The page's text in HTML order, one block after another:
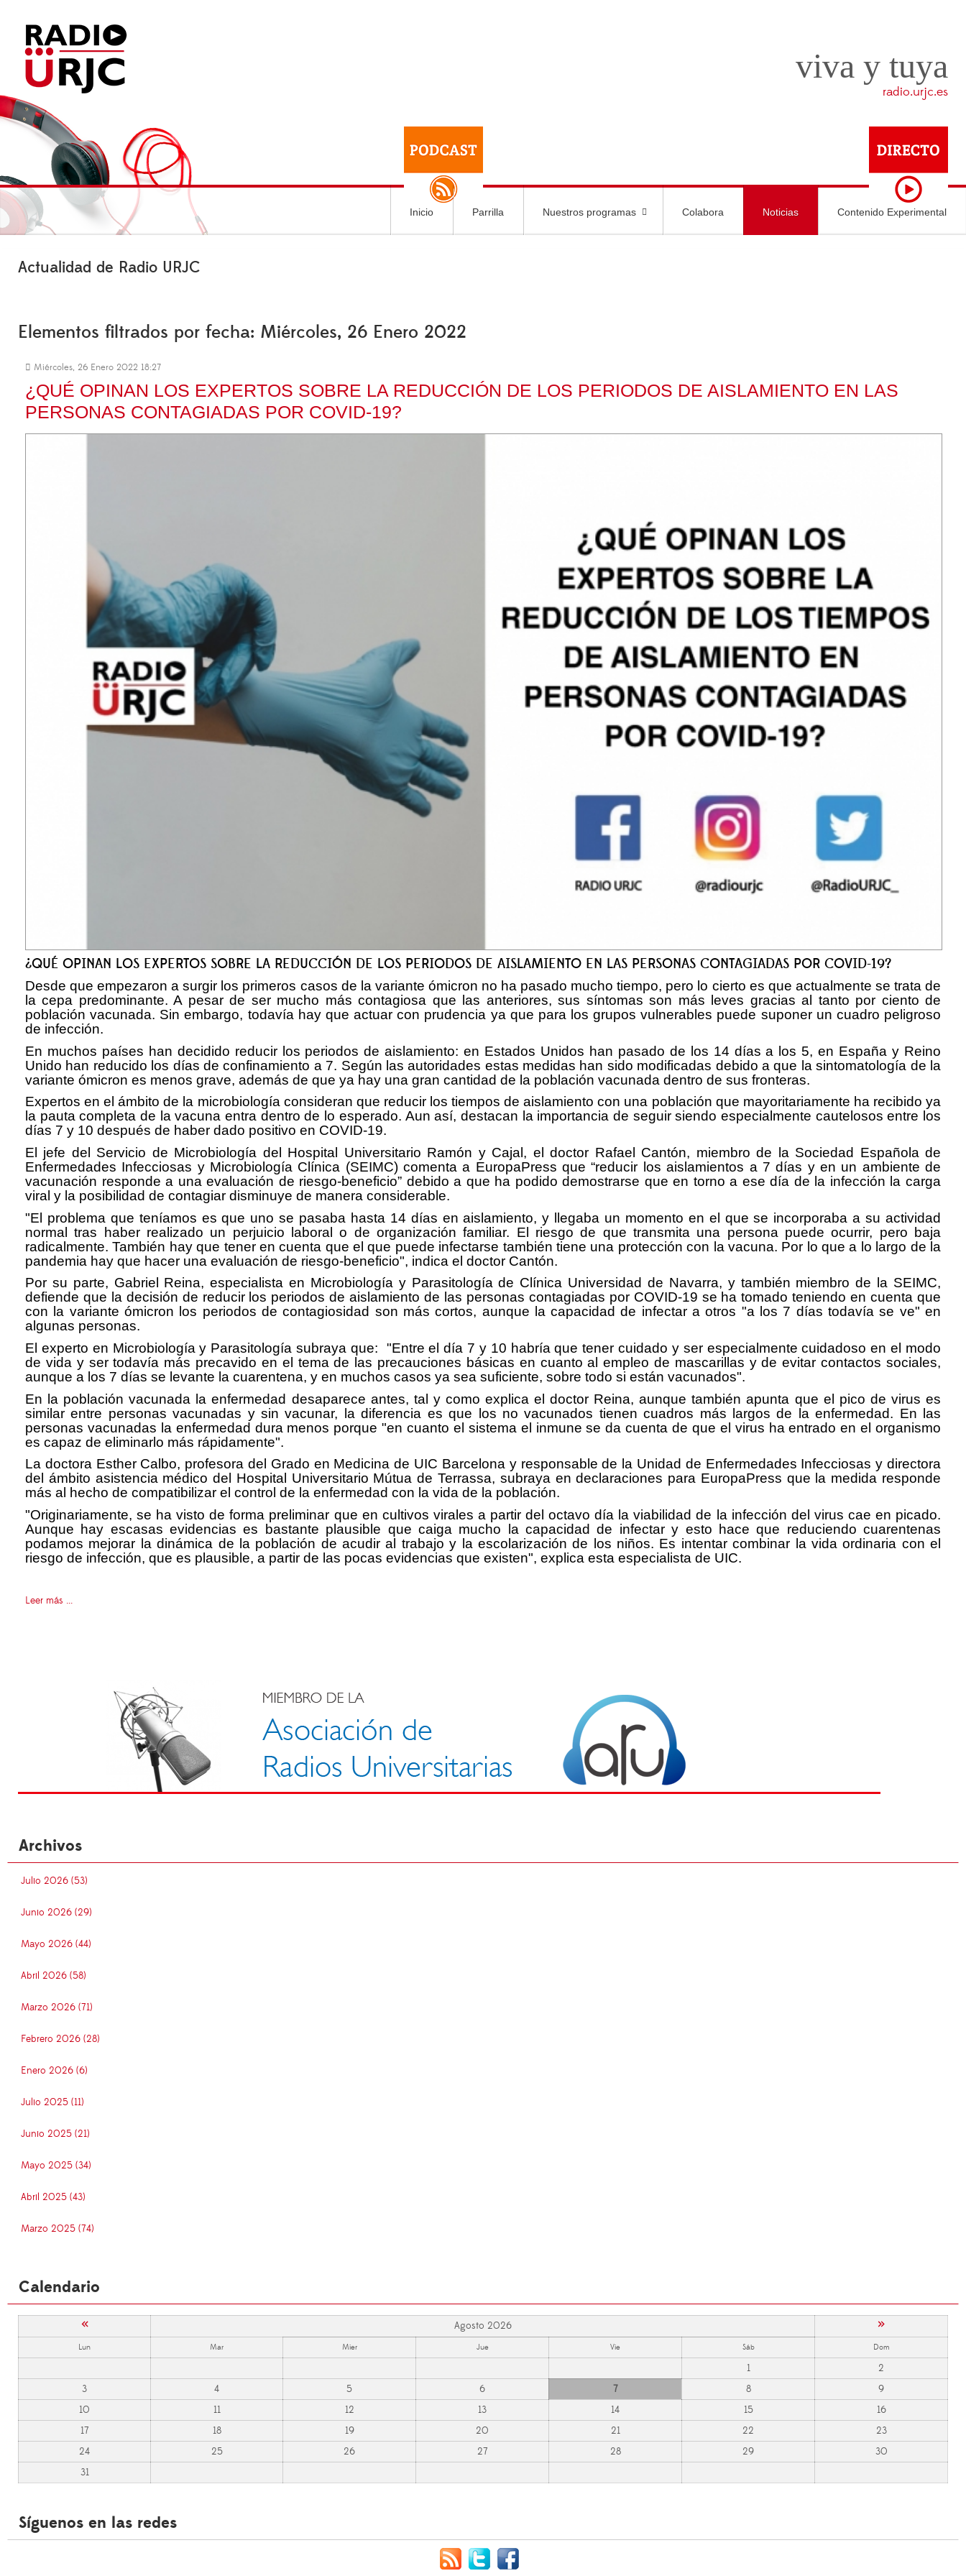
viva y tuya
radio.urjc.es
Inicio Parrilla Nuestros programas Colabora Noticias Contenido Experimental
Actualidad de Radio URJC
Elementos filtrados por fecha: Miércoles, 26 Enero 2022
Miércoles, 26 Enero 2022 18:27
¿QUÉ OPINAN LOS EXPERTOS SOBRE LA REDUCCIÓN DE LOS PERIODOS DE AISLAMIENTO EN LAS
PERSONAS CONTAGIADAS POR COVID-19?
¿QUÉ OPINAN LOS EXPERTOS SOBRE LA REDUCCIÓN DE LOS PERIODOS DE AISLAMIENTO EN LAS PERSONAS CONTAGIADAS POR COVID-19?
Desde que empezaron a surgir los primeros casos de la variante ómicron no ha pasado mucho tiempo, pero lo cierto es que actualmente se trata de
la cepa predominante. A pesar de ser mucho más contagiosa que las anteriores, sus síntomas son más leves gracias al tanto por ciento de
población vacunada. Sin embargo, todavía hay que actuar con prudencia ya que para los grupos vulnerables puede suponer un cuadro peligroso
de infección.
En muchos países han decidido reducir los periodos de aislamiento: en Estados Unidos han pasado de los 14 días a los 5, en España y Reino
Unido han reducido los días de confinamiento a 7. Según las autoridades estas medidas han sido modificadas debido a que la sintomatología de la
variante ómicron es menos grave, además de que ya hay una gran cantidad de la población vacunada dentro de sus fronteras.
Expertos en el ámbito de la microbiología consideran que reducir los tiempos de aislamiento con una población que mayoritariamente ha recibido ya
la pauta completa de la vacuna entra dentro de lo esperado. Aun así, destacan la importancia de seguir siendo especialmente cautelosos entre los
días 7 y 10 después de haber dado positivo en COVID-19.
El jefe del Servicio de Microbiología del Hospital Universitario Ramón y Cajal, el doctor Rafael Cantón, miembro de la Sociedad Española de
Enfermedades Infecciosas y Microbiología Clínica (SEIMC) comenta a EuropaPress que “reducir los aislamientos a 7 días y en un ambiente de
vacunación responde a una evaluación de riesgo-beneficio” debido a que ha podido demostrarse que en torno a ese día de la infección la carga
viral y la posibilidad de contagiar disminuye de manera considerable.
"El problema que teníamos es que uno se pasaba hasta 14 días en aislamiento, y llegaba un momento en el que se incorporaba a su actividad
normal tras haber realizado un perjuicio laboral o de organización familiar. El riesgo de que transmita una persona puede ocurrir, pero baja
radicalmente. También hay que tener en cuenta que el que puede infectarse también tiene una protección con la vacuna. Por lo que a lo largo de la
pandemia hay que hacer una evaluación de riesgo-beneficio", indica el doctor Cantón.
Por su parte, Gabriel Reina, especialista en Microbiología y Parasitología de Clínica Universidad de Navarra, y también miembro de la SEIMC,
defiende que la decisión de reducir los periodos de aislamiento de las personas contagiadas por COVID-19 se ha tomado teniendo en cuenta que
con la variante ómicron los periodos de contagiosidad son más cortos, aunque la capacidad de infectar a otros "a los 7 días todavía se ve" en
algunas personas.
El experto en Microbiología y Parasitología subraya que: "Entre el día 7 y 10 habría que tener cuidado y ser especialmente cuidadoso en el modo
de vida y ser todavía más precavido en el tema de las precauciones básicas en cuanto al empleo de mascarillas y de evitar contactos sociales,
aunque a los 7 días se levante la cuarentena, y en muchos casos ya sea suficiente, sobre todo si están vacunados".
En la población vacunada la enfermedad desaparece antes, tal y como explica el doctor Reina, aunque también apunta que el pico de virus es
similar entre personas vacunadas y sin vacunar, la diferencia es que los no vacunados tienen cuadros más largos de la enfermedad. En las
personas vacunadas la enfermedad dura menos porque "en cuanto el sistema el inmune se da cuenta de que el virus ha entrado en el organismo
es capaz de eliminarlo más rápidamente".
La doctora Esther Calbo, profesora del Grado en Medicina de UIC Barcelona y responsable de la Unidad de Enfermedades Infecciosas y directora
del ámbito asistencia médico del Hospital Universitario Mútua de Terrassa, subraya en declaraciones para EuropaPress que la medida responde
más al hecho de compatibilizar el control de la enfermedad con la vida de la población.
"Originariamente, se ha visto de forma preliminar que en cultivos virales a partir del octavo día la viabilidad de la infección del virus cae en picado.
Aunque hay escasas evidencias es bastante plausible que caiga mucho la capacidad de infectar y esto hace que reduciendo cuarentenas
podamos mejorar la dinámica de la población de acudir al trabajo y la escolarización de los niños. Es intentar combinar la vida ordinaria con el
riesgo de infección, que es plausible, a partir de las pocas evidencias que existen", explica esta especialista de UIC.
Leer más ...
Archivos
Julio 2026 (53)
Junio 2026 (29)
Mayo 2026 (44)
Abril 2026 (58)
Marzo 2026 (71)
Febrero 2026 (28)
Enero 2026 (6)
Julio 2025 (11)
Junio 2025 (21)
Mayo 2025 (34)
Abril 2025 (43)
Marzo 2025 (74)
Calendario
« Agosto 2026 »
Lun Mar Mier Jue Vie Sáb Dom
1
2
3
4 5 6 7 8
9
10
11 12 13 14 15
16
17
18 19 20 21 22
23
24
25 26 27 28 29
30
31
Síguenos en las redes